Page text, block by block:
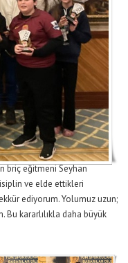
briç eğitmeni Seyhan
ve elde ettikleri
ediyorum. Yolumuz uzun;
Bu kararlılıkla daha büyük